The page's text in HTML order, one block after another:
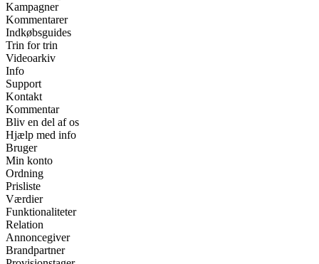
Kampagner
Kommentarer
Indkøbsguides
Trin for trin
Videoarkiv
Info
Support
Kontakt
Kommentar
Bliv en del af os
Hjælp med info
Bruger
Min konto
Ordning
Prisliste
Værdier
Funktionaliteter
Relation
Annoncegiver
Brandpartner